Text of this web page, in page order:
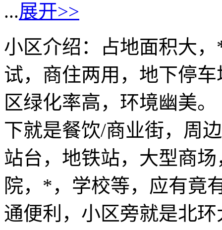
...展开>>
小区介绍：占地面积大
试，商住两用，地下停
区绿化率高，环境幽美
下就是餐饮/商业街，周
站台，地铁站，大型商
院，*，学校等，应有竟
通便利，小区旁就是北